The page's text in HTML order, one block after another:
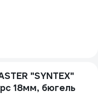
"SYNTEX"
18мм, бюгель